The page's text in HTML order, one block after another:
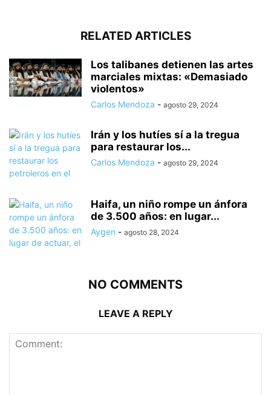
RELATED ARTICLES
Los talibanes detienen las artes
marciales mixtas: «Demasiado
violentos»
Carlos Mendoza - agosto 29, 2024
Irán y los hutíes sí a la tregua
para restaurar los...
Carlos Mendoza - agosto 29, 2024
Haifa, un niño rompe un ánfora
de 3.500 años: en lugar...
Aygen - agosto 28, 2024
NO COMMENTS
LEAVE A REPLY